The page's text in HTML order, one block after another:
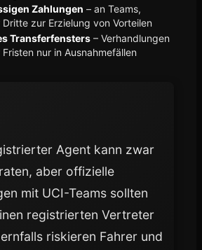
Zahlungen – an Teams,
zur Erzielung von Vorteilen
Transferfensters – Verhandlungen
nur in Ausnahmefällen
Agent kann zwar
aber offizielle
mit UCI-Teams sollten
registrierten Vertreter
riskieren Fahrer und